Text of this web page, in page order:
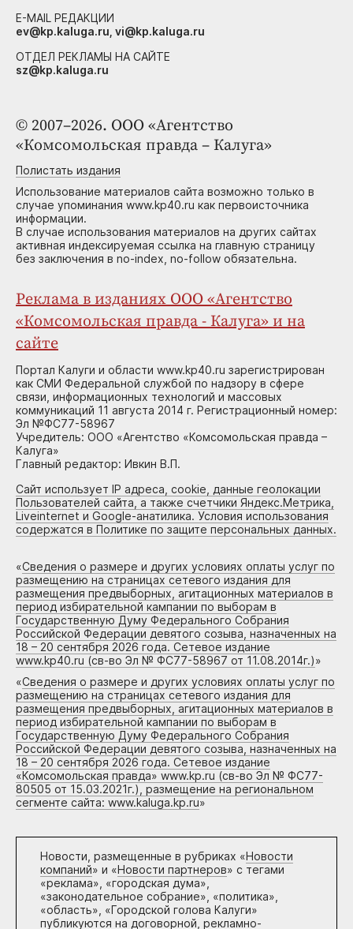
© 2007–2026. ООО «Агентство
«Комсомольская правда – Калуга»
Полистать издания
Использование материалов сайта возможно только в
случае упоминания www.kp40.ru как первоисточника
информации.
В случае использования материалов на других сайтах
активная индексируемая ссылка на главную страницу
без заключения в no-index, no-follow обязательна.
Реклама в изданиях ООО «Агентство
«Комсомольская правда - Калуга» и на
сайте
Портал Калуги и области www.kp40.ru зарегистрирован
как СМИ Федеральной службой по надзору в сфере
связи, информационных технологий и массовых
коммуникаций 11 августа 2014 г. Регистрационный номер:
Эл №ФС77-58967
Учредитель: ООО «Агентство «Комсомольская правда –
Калуга»
Главный редактор: Ивкин В.П.
Сайт использует IP адреса, cookie, данные геолокации
Пользователей сайта, а также счетчики Яндекс.Метрика,
Liveinternet и Google-анатилика. Условия использования
содержатся в Политике по защите персональных данных.
«Сведения о размере и других условиях оплаты услуг по
размещению на страницах сетевого издания для
размещения предвыборных, агитационных материалов в
период избирательной кампании по выборам в
Государственную Думу Федерального Собрания
Российской Федерации девятого созыва, назначенных на
18 – 20 сентября 2026 года. Сетевое издание
www.kp40.ru (св-во Эл № ФС77-58967 от 11.08.2014г.)»
«Сведения о размере и других условиях оплаты услуг по
размещению на страницах сетевого издания для
размещения предвыборных, агитационных материалов в
период избирательной кампании по выборам в
Государственную Думу Федерального Собрания
Российской Федерации девятого созыва, назначенных на
18 – 20 сентября 2026 года. Сетевое издание
«Комсомольская правда» www.kp.ru (св-во Эл № ФС77-
80505 от 15.03.2021г.), размещение на региональном
сегменте сайта: www.kaluga.kp.ru»
Новости, размещенные в рубриках «Новости
компаний» и «Новости партнеров» с тегами
«реклама», «городская дума»,
«законодательное собрание», «политика»,
«область», «Городской голова Калуги»
публикуются на договорной, рекламно-
E-MAIL РЕДАКЦИИ
ev@kp.kaluga.ru, vi@kp.kaluga.ru
ОТДЕЛ РЕКЛАМЫ НА САЙТЕ
sz@kp.kaluga.ru